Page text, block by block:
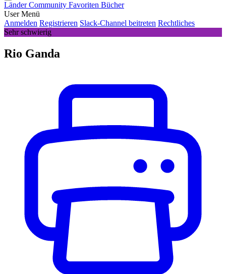
LänderCommunity Favoriten Bücher
User Menü
Anmelden Registrieren Slack-Channel beitreten Rechtliches
Sehr schwierig
Rio Ganda